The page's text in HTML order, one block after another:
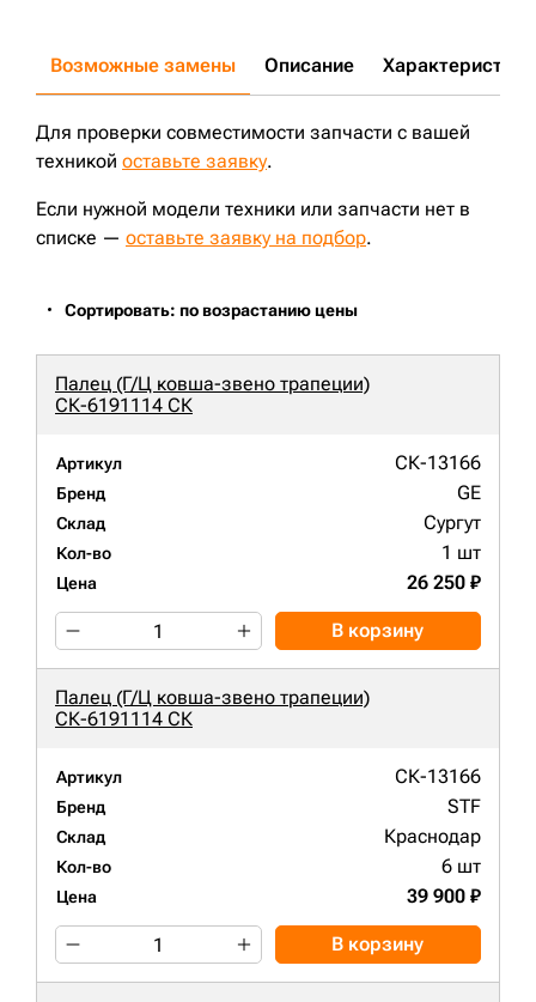
Возможные замены Описание Характеристики
Для проверки совместимости запчасти с вашей
техникой оставьте заявку.
Если нужной модели техники или запчасти нет в
списке — оставьте заявку на подбор.
Сортировать: по возрастанию цены
Палец (Г/Ц ковша-звено трапеции)
СК-6191114 СК
Артикул СК-13166
Бренд GE
Склад Сургут
Кол-во 1 шт
Цена 26 250 ₽
В корзину
Палец (Г/Ц ковша-звено трапеции)
СК-6191114 СК
Артикул СК-13166
Бренд STF
Склад Краснодар
Кол-во 6 шт
Цена 39 900 ₽
В корзину